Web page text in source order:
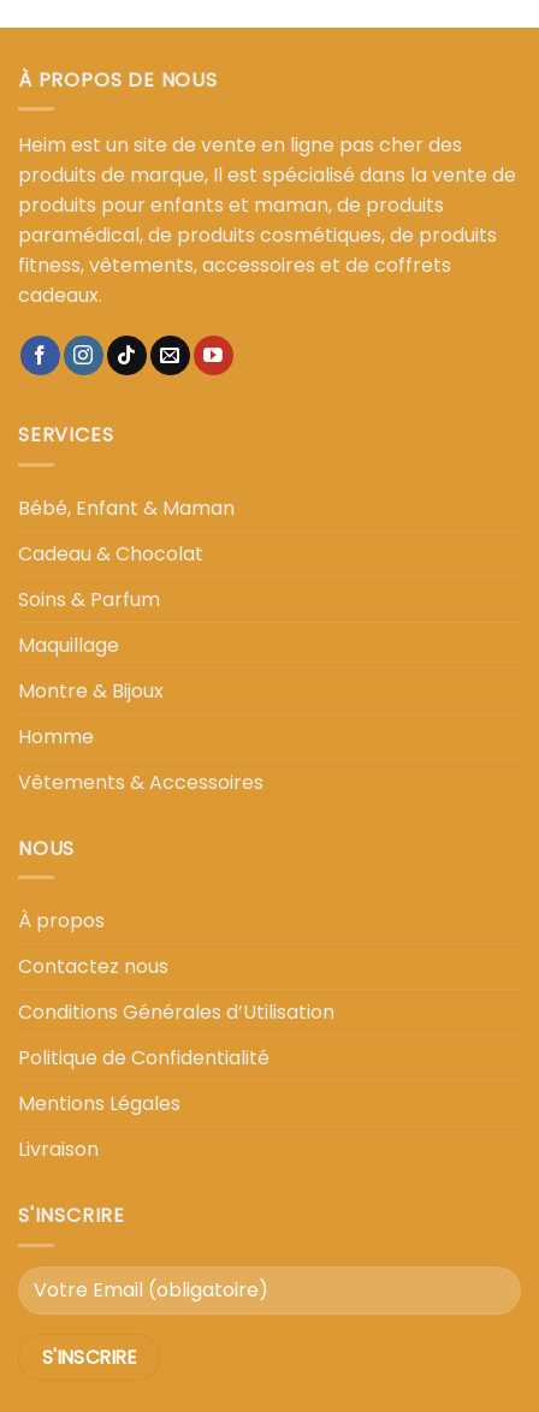
د.م. 69,00. د.م. 49,00. د.م. 59,00.
د.م. 35,00.
À PROPOS DE NOUS
Heim est un site de vente en ligne pas cher des
produits de marque, Il est spécialisé dans la vente de
produits pour enfants et maman, de produits
paramédical, de produits cosmétiques, de produits
fitness, vêtements, accessoires et de coffrets
cadeaux.
SERVICES
Bébé, Enfant & Maman
Cadeau & Chocolat
Soins & Parfum
Maquillage
Montre & Bijoux
Homme
Vêtements & Accessoires
NOUS
À propos
Contactez nous
Conditions Générales d’Utilisation
Politique de Confidentialité
Mentions Légales
Livraison
S'INSCRIRE